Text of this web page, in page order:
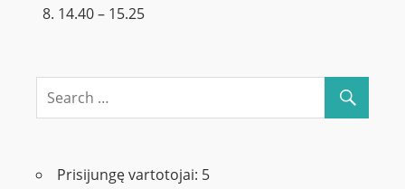
14.40 – 15.25
Prisijungę vartotojai: 5